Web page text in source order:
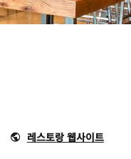
레스토랑 웹사이트